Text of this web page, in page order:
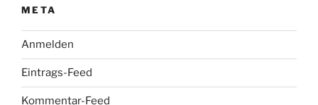
META
Anmelden
Eintrags-Feed
Kommentar-Feed